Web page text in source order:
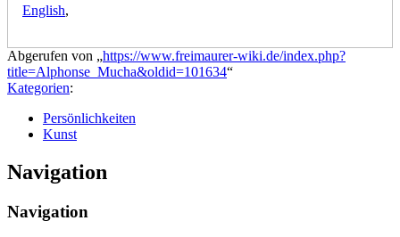
English,
Abgerufen von „https://www.freimaurer-wiki.de/index.php?
title=Alphonse_Mucha&oldid=101634“
Kategorien:
Persönlichkeiten
Kunst
Navigation
Navigation